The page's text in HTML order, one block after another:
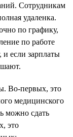
Сотрудникам
удаленка.
по графику,
по работе
и если зарплаты
Во-первых, это
медицинского
можно сдать
это